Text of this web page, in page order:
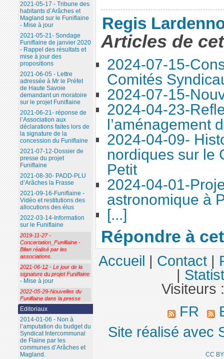
Regis
Articles de
2024-07-15-
Comités
2024-07-15-
2024-04-23-
l’aménagement
2024-04-09-
nordiques sur le
Petit
2024-04-01-
astronomique à
[...]
Répondre à
2021-05-17 - Tribune des
habitants d’Arâches et
Magland sur le Funiflaine
- Mise à jour
2021-05-21- Sondage
Funiflaine de janvier 2020
- Rappel des résultats et
mise à jour des
propositions
2021-06-05 - Lettre
adressée à Mr le Préfet
de Haute Savoie
demandant un moratoire
sur le projet Funiflaine
2021-06-21- réponse de
l’Association aux
déclarations faites lors de
la signature de la
concession du Funiflaine
2021-07-12-Dossier de
presse du projet
Funiflaine
2021-08-30- PADD-PLU
d’Arâches la Frasse
2021-09-16-Funiflaine -
Vidéo et restitutions des
allocutions des élus
2022-03-14-Information
sur le Funiflaine
2019-11-27 -
Concertation_Funiflaine -
Bilan réalisé par les
associations.
2021-06-12 - Le jour de la
signature du projet Funiflaine
- Mise à jour
2022-05-29-Nouvelles du
Funiflaine dans la presse
Editoriaux
2014-01-06 - Non à
l’amputation du budget du
Syndicat Intercommunal
de Flaine par les
communes d’Arâches et
Magland.
Accueil|Contact|
|
Visiteurs
FR
Site réalisé avec
CC